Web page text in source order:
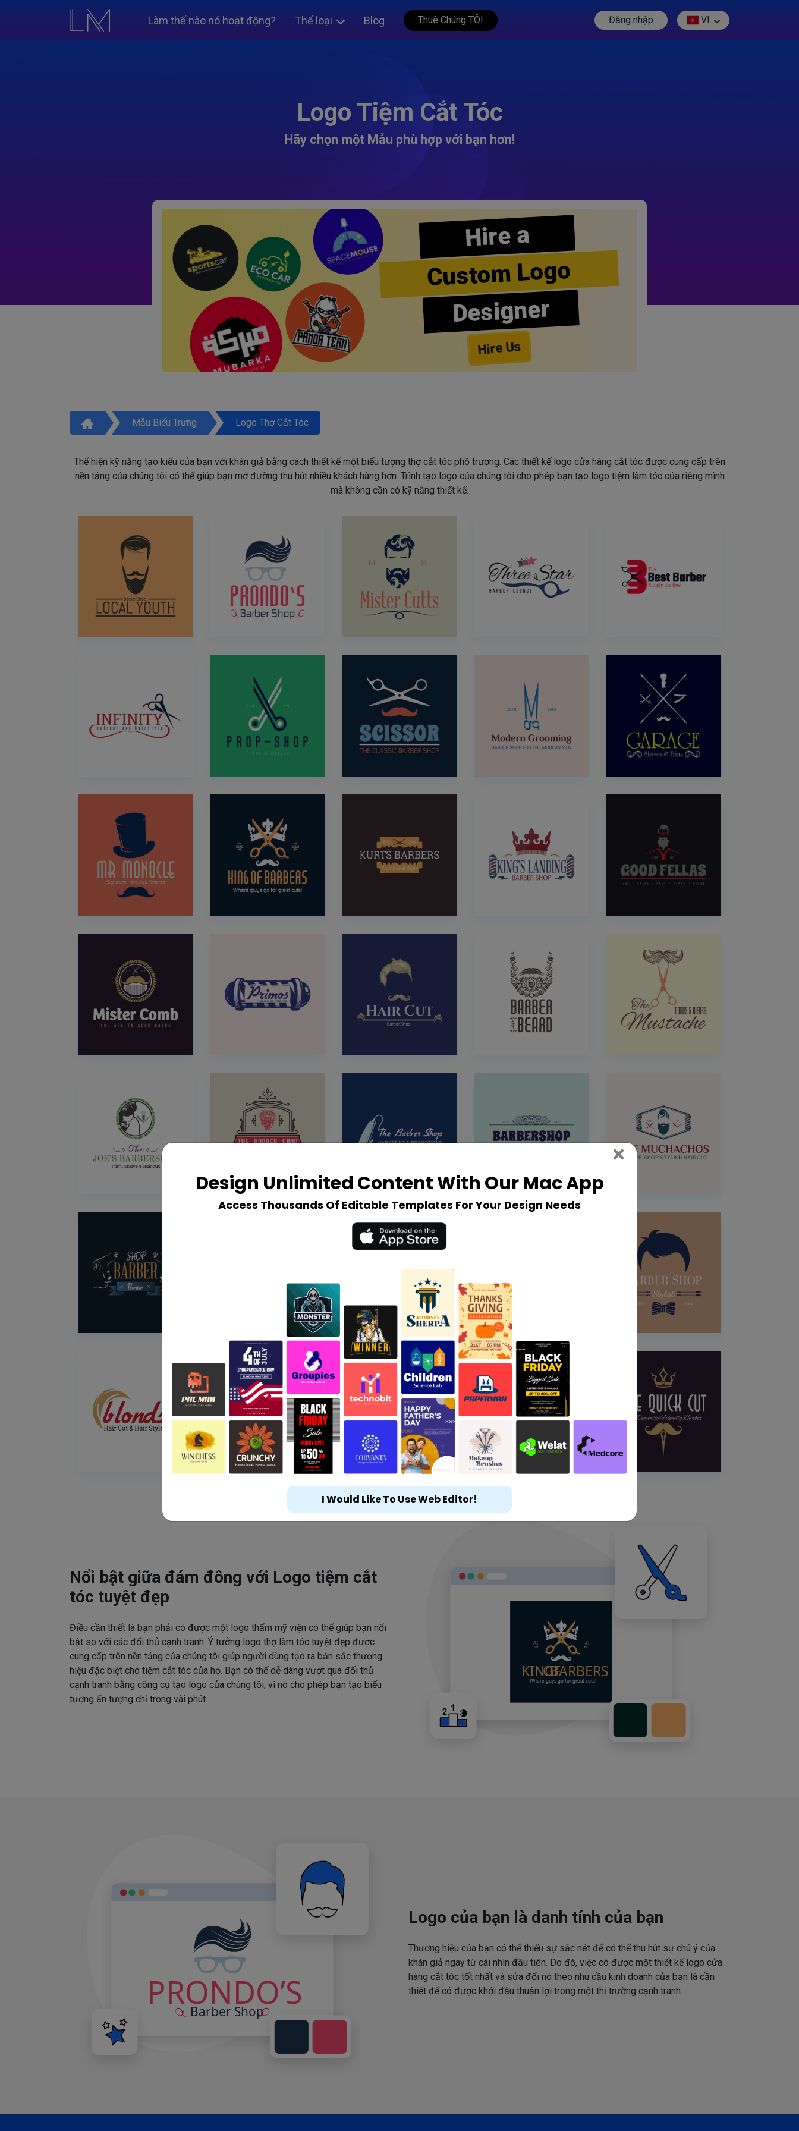
Làm thế nào nó hoạt động? Thể loại Blog Thuê Chúng TÔI Đăng nhập VI
Logo Tiệm Cắt Tóc
Hãy chọn một Mẫu phù hợp với bạn hơn!
Hire a
Custom Logo
Designer
Hire Us
Mẫu Biểu Trưng Logo Thợ Cắt Tóc
Thể hiện kỹ năng tạo kiểu của bạn với khán giả bằng cách thiết kế một biểu tượng thợ cắt tóc phô trương. Các thiết kế logo cửa hàng cắt tóc được cung cấp trên
nền tảng của chúng tôi có thể giúp bạn mở đường thu hút nhiều khách hàng hơn. Trình tạo logo của chúng tôi cho phép bạn tạo logo tiệm làm tóc của riêng mình
mà không cần có kỹ năng thiết kế.
Nổi bật giữa đám đông với Logo tiệm cắt
tóc tuyệt đẹp
Điều cần thiết là bạn phải có được một logo thẩm mỹ viện có thể giúp bạn nổi
bật so với các đối thủ cạnh tranh. Ý tưởng logo thợ làm tóc tuyệt đẹp được
cung cấp trên nền tảng của chúng tôi giúp người dùng tạo ra bản sắc thương
hiệu đặc biệt cho tiệm cắt tóc của họ. Bạn có thể dễ dàng vượt qua đối thủ
cạnh tranh bằng công cụ tạo logo của chúng tôi, vì nó cho phép bạn tạo biểu
tượng ấn tượng chỉ trong vài phút.
Logo của bạn là danh tính của bạn
Thương hiệu của bạn có thể thiếu sự sắc nét để có thể thu hút sự chú ý của
khán giả ngay từ cái nhìn đầu tiên. Do đó, việc có được một thiết kế logo cửa
hàng cắt tóc tốt nhất và sửa đổi nó theo nhu cầu kinh doanh của bạn là cần
thiết để có được khởi đầu thuận lợi trong một thị trường cạnh tranh.
Design Unlimited Content With Our Mac App
Access Thousands Of Editable Templates For Your Design Needs
× Close
I Would Like To Use Web Editor!